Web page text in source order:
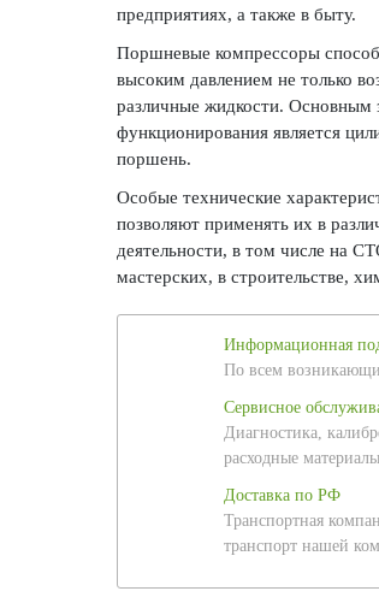
предприятиях, а также в быту.
Поршневые компрессоры
высоким давлением не только
различные жидкости. Основным
функционирования является
поршень.
Особые технические
позволяют применять их в
деятельности, в том числе на
мастерских, в строительстве,
Информационная
По всем
Сервисное
Диагностика,
расходные материалы
Доставка по РФ
Транспортная
транспорт нашей